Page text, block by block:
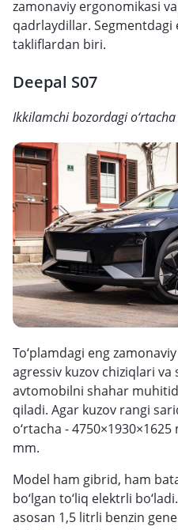
zamonaviy ergonomikasi
qadrlaydillar. Segmentdagi
takliflardan biri.
Deepal S07
Ikkilamchi bozordagi
To‘plamdagi eng
agressiv kuzov chiziqlari va
avtomobilni shahar
qiladi. Agar kuzov rangi
o‘rtacha -
mm.
Model ham gibrid, ham
bo‘lgan to‘liq elektrli
asosan 1,5 litrli benzin